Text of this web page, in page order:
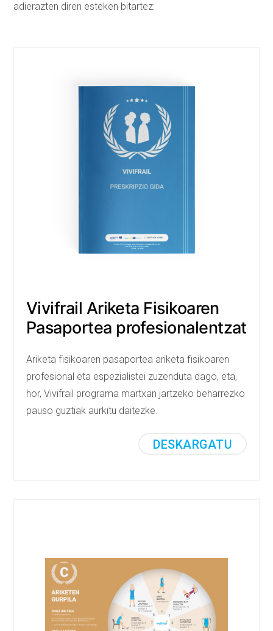
adierazten diren esteken bitartez:
Vivifrail Ariketa Fisikoaren
Pasaportea profesionalentzat
Ariketa fisikoaren pasaportea ariketa fisikoaren
profesional eta espezialistei zuzenduta dago, eta,
hor, Vivifrail programa martxan jartzeko beharrezko
pauso guztiak aurkitu daitezke.
DESKARGATU